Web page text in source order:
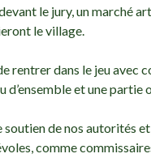
le jury, un marché
le village.
rentrer dans le jeu avec
d’ensemble et une partie
de nos autorités
comme